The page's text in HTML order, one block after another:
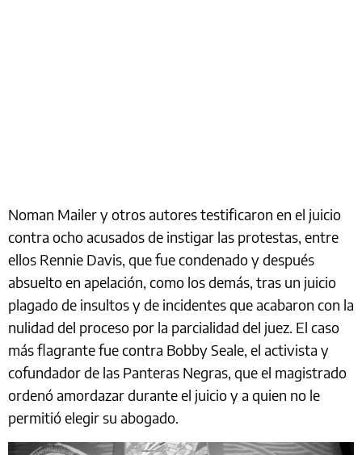
Noman Mailer y otros autores testificaron en el juicio
contra ocho acusados de instigar las protestas, entre
ellos Rennie Davis, que fue condenado y después
absuelto en apelación, como los demás, tras un juicio
plagado de insultos y de incidentes que acabaron con la
nulidad del proceso por la parcialidad del juez. El caso
más flagrante fue contra Bobby Seale, el activista y
cofundador de las Panteras Negras, que el magistrado
ordenó amordazar durante el juicio y a quien no le
permitió elegir su abogado.